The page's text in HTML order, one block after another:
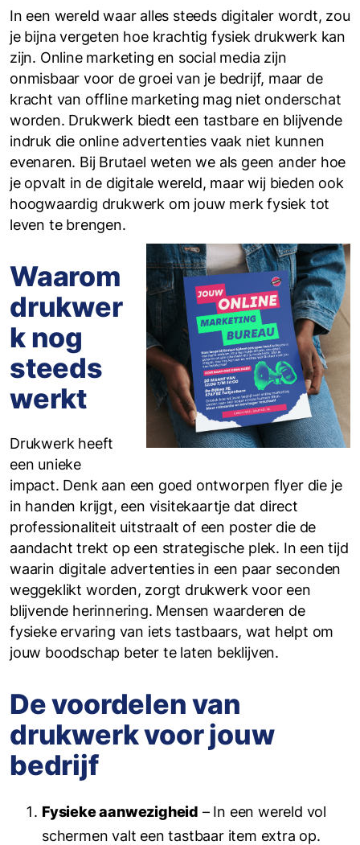
In een wereld waar alles steeds digitaler wordt, zou
je bijna vergeten hoe krachtig fysiek drukwerk kan
zijn. Online marketing en social media zijn
onmisbaar voor de groei van je bedrijf, maar de
kracht van offline marketing mag niet onderschat
worden. Drukwerk biedt een tastbare en blijvende
indruk die online advertenties vaak niet kunnen
evenaren. Bij Brutael weten we als geen ander hoe
je opvalt in de digitale wereld, maar wij bieden ook
hoogwaardig drukwerk om jouw merk fysiek tot
leven te brengen.
Waarom
drukwer
k nog
steeds
werkt
Drukwerk heeft
een unieke
impact. Denk aan een goed ontworpen flyer die je
in handen krijgt, een visitekaartje dat direct
professionaliteit uitstraalt of een poster die de
aandacht trekt op een strategische plek. In een tijd
waarin digitale advertenties in een paar seconden
weggeklikt worden, zorgt drukwerk voor een
blijvende herinnering. Mensen waarderen de
fysieke ervaring van iets tastbaars, wat helpt om
jouw boodschap beter te laten beklijven.
De voordelen van
drukwerk voor jouw
bedrijf
Fysieke aanwezigheid – In een wereld vol
schermen valt een tastbaar item extra op.